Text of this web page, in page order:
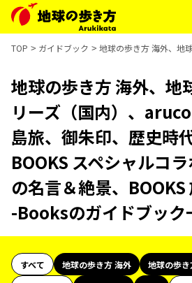
TOP ガイドブック 地球の歩き方 海外、地
地球の歩き方 海外、地
リーズ（国内）、
島旅、御朱印、歴史時
BOOKS スペシャルコ
の名言＆絶景、
-Booksのガイドブック
すべて 地球の歩き方 海外
地球の歩き